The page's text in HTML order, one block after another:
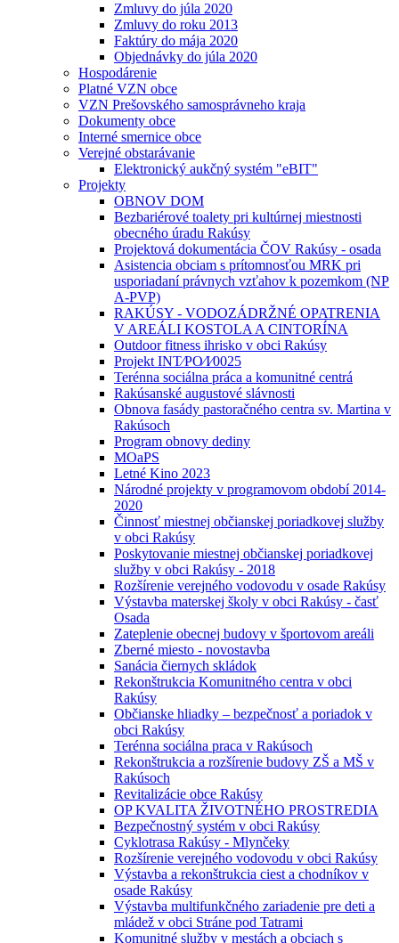
Zmluvy do júla 2020
Zmluvy do roku 2013
Faktúry do mája 2020
Objednávky do júla 2020
Hospodárenie
Platné VZN obce
VZN Prešovského samosprávneho kraja
Dokumenty obce
Interné smernice obce
Verejné obstarávanie
Elektronický aukčný systém "eBIT"
Projekty
OBNOV DOM
Bezbariérové toalety pri kultúrnej miestnosti
obecného úradu Rakúsy
Projektová dokumentácia ČOV Rakúsy - osada
Asistencia obciam s prítomnosťou MRK pri
usporiadaní právnych vzťahov k pozemkom (NP
A-PVP)
RAKÚSY - VODOZÁDRŽNÉ OPATRENIA
V AREÁLI KOSTOLA A CINTORÍNA
Outdoor fitness ihrisko v obci Rakúsy
Projekt INT⁄PO⁄I⁄0025
Terénna sociálna práca a komunitné centrá
Rakúsanské augustové slávnosti
Obnova fasády pastoračného centra sv. Martina v
Rakúsoch
Program obnovy dediny
MOaPS
Letné Kino 2023
Národné projekty v programovom období 2014-
2020
Činnosť miestnej občianskej poriadkovej služby
v obci Rakúsy
Poskytovanie miestnej občianskej poriadkovej
služby v obci Rakúsy - 2018
Rozšírenie verejného vodovodu v osade Rakúsy
Výstavba materskej školy v obci Rakúsy - časť
Osada
Zateplenie obecnej budovy v športovom areáli
Zberné miesto - novostavba
Sanácia čiernych skládok
Rekonštrukcia Komunitného centra v obci
Rakúsy
Občianske hliadky – bezpečnosť a poriadok v
obci Rakúsy
Terénna sociálna praca v Rakúsoch
Rekonštrukcia a rozšírenie budovy ZŠ a MŠ v
Rakúsoch
Revitalizácie obce Rakúsy
OP KVALITA ŽIVOTNÉHO PROSTREDIA
Bezpečnostný systém v obci Rakúsy
Cyklotrasa Rakúsy - Mlynčeky
Rozšírenie verejného vodovodu v obci Rakúsy
Výstavba a rekonštrukcia ciest a chodníkov v
osade Rakúsy
Výstavba multifunkčného zariadenie pre deti a
mládež v obci Stráne pod Tatrami
Komunitné služby v mestách a obciach s